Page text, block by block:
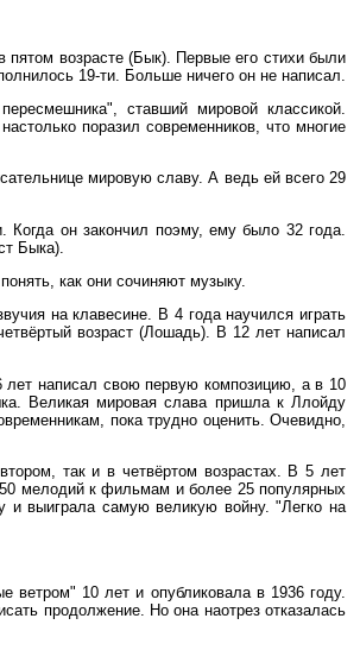
возрасте (Бык). Первые его стихи были
19-ти. Больше ничего он не написал.
ставший мировой классикой.
поразил современников, что многие
мировую славу. А ведь ей всего 29
он закончил поэму, ему было 32 года.
Быка).
как они сочиняют музыку.
на клавесине. В 4 года научился играть
возраст (Лошадь). В 12 лет написал
лет написал свою первую композицию, а в 10
Великая мировая слава пришла к Ллойду
пока трудно оценить. Очевидно,
так и в четвёртом возрастах. В 5 лет
мелодий к фильмам и более 25 популярных
и выиграла самую великую войну. "Легко на
ветром" 10 лет и опубликовала в 1936 году.
продолжение. Но она наотрез отказалась